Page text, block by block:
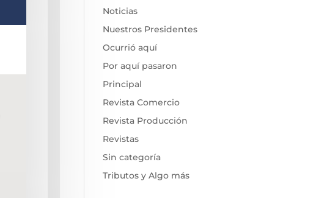
Noticias
Nuestros Presidentes
Ocurrió aquí
Por aquí pasaron
Principal
Revista Comercio
Revista Producción
Revistas
Sin categoría
Tributos y Algo más